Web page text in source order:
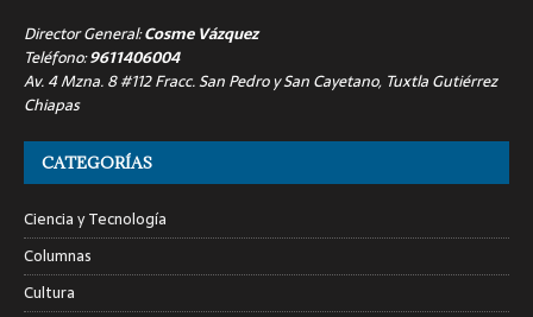
Director General:Cosme Vázquez
Teléfono:9611406004
Av. 4 Mzna. 8 #112 Fracc. San Pedro y San Cayetano, Tuxtla Gutiérrez
Chiapas
CATEGORÍAS
Ciencia y Tecnología
Columnas
Cultura